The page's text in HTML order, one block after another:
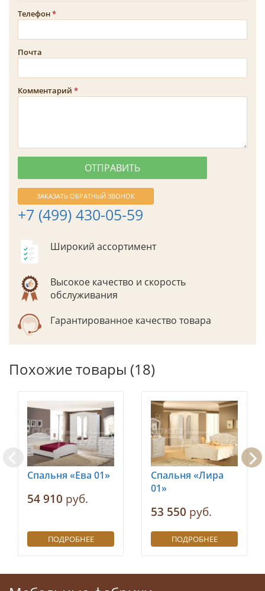
Телефон
Почта
Комментарий
ЗАКАЗАТЬ ОБРАТНЫЙ ЗВОНОК
+7 (499) 430-05-59
Широкий ассортимент
Высокое качество и скорость
обслуживания
Гарантированное качество товара
Похожие товары (18)
Спальня «Ева 01»
54 910 руб.
ПОДРОБНЕЕ
Спальня «Лира
01»
53 550 руб.
ПОДРОБНЕЕ